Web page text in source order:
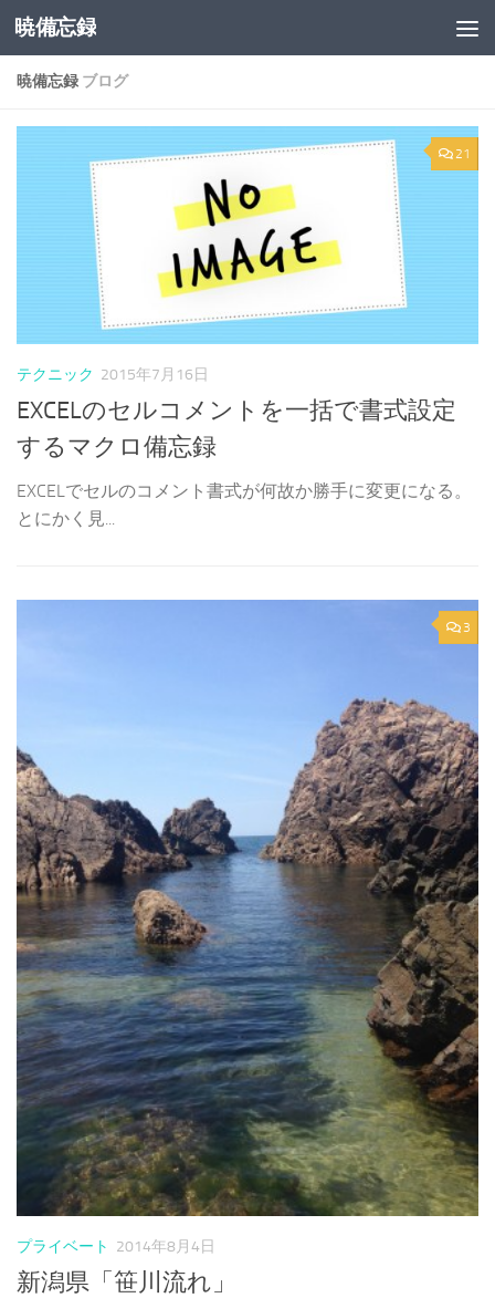
コンテンツへスキップ
暁備忘録
暁備忘録 ブログ
21
テクニック 2015年7月16日
EXCELのセルコメントを一括で書式設定
するマクロ備忘録
EXCELでセルのコメント書式が何故か勝手に変更になる。
とにかく見...
3
プライベート 2014年8月4日
新潟県「笹川流れ」